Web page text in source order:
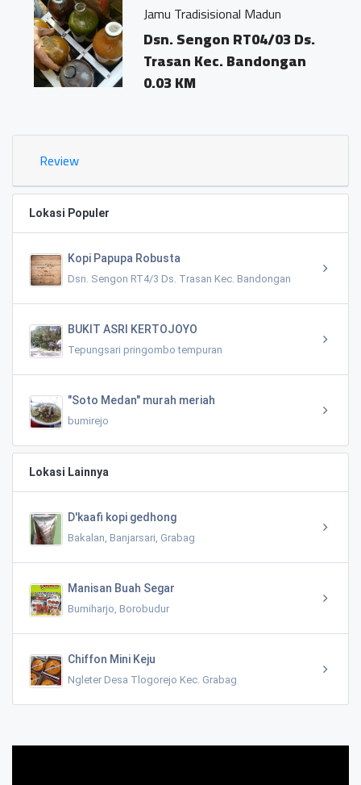
Jamu Tradisisional Madun
Dsn. Sengon RT04/03 Ds.
Trasan Kec. Bandongan
0.03 KM
Review
Lokasi Populer
Kopi Papupa Robusta
Dsn. Sengon RT4/3 Ds. Trasan Kec. Bandongan
BUKIT ASRI KERTOJOYO
Tepungsari pringombo tempuran
"Soto Medan" murah meriah
bumirejo
Lokasi Lainnya
D'kaafi kopi gedhong
Bakalan, Banjarsari, Grabag
Manisan Buah Segar
Bumiharjo, Borobudur
Chiffon Mini Keju
Ngleter Desa Tlogorejo Kec. Grabag